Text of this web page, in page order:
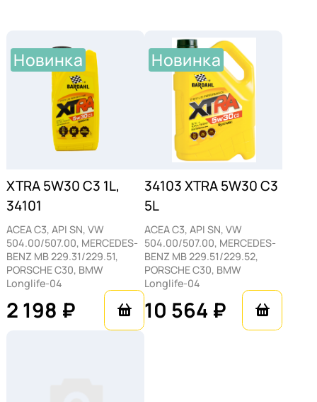
содержание золы, фосфора и серы может
привести к засорению и выходу из строя
этих дорогостоящих компонентов.
Bardahl XTRA 5W-30 благодаря своему
составу минимизирует риск такого
негативного сценария, обеспечивая их
работы. Это особенно актуально для
дизельных ДВС, где сажевые фильтры
играют ключевую роль в снижении
выбросов вредных веществ.
Состав и свойства
Формула Bardahl XTRA 5W-30 основывается
на тщательно отобранных базовых маслах,
Новинка
XTRA 5W30 С3 1L,
34101
ACEA C3, API SN, VW
504.00/507.00, MERCEDES-
BENZ MB 229.31/229.51,
PORSCHE C30, BMW
Longlife-04
2 198 ₽
Новинка
34103 ХTRA 5W30 C3
5L
ACEA C3, API SN, VW
504.00/507.00, MERCEDES-
BENZ MB 229.51/229.52,
PORSCHE C30, BMW
Longlife-04
10 564 ₽